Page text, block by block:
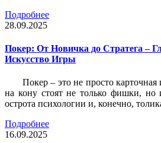
Подробнее
28.09.2025
Покер: От Новичка до Стратега –
Искусство Игры
Покер – это не просто
на кону стоят не только фишки, но
острота психологии и, конечно,
Подробнее
16.09.2025